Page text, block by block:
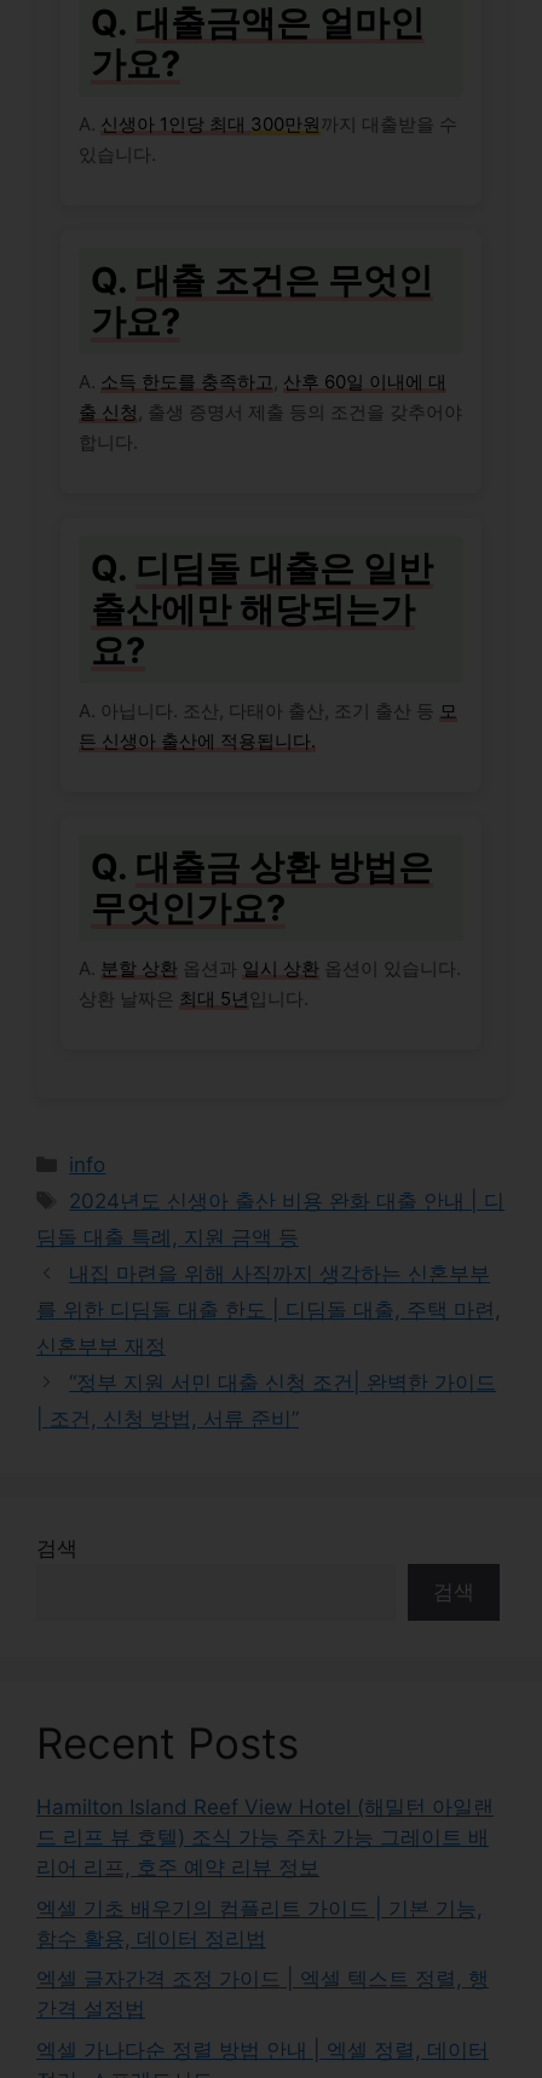
Q. 대출금액은 얼마인
가요?
A. 신생아 1인당 최대 300만원까지 대출받을 수
있습니다.
Q. 대출 조건은 무엇인
가요?
A. 소득 한도를 충족하고 , 산후 60일 이내에 대
출 신청 , 출생 증명서 제출 등의 조건을 갖추어야
합니다.
Q. 디딤돌 대출은 일반
출산에만 해당되는가
요?
A. 아닙니다. 조산, 다태아 출산, 조기 출산 등 모
든 신생아 출산에 적용됩니다.
Q. 대출금 상환 방법은
무엇인가요?
A. 분할 상환 옵션과 일시 상환 옵션이 있습니다.
상환 날짜은 최대 5년입니다.
Categories
info
Tags
2024년도 신생아 출산 비용 완화 대출 안내 | 디
딤돌 대출 특례, 지원 금액 등
내집 마련을 위해 사직까지 생각하는 신혼부부
를 위한 디딤돌 대출 한도 | 디딤돌 대출, 주택 마련,
신혼부부 재정
“정부 지원 서민 대출 신청 조건| 완벽한 가이드
| 조건, 신청 방법, 서류 준비”
검색
검색
Recent Posts
Hamilton Island Reef View Hotel (해밀턴 아일랜
드 리프 뷰 호텔) 조식 가능 주차 가능 그레이트 배
리어 리프, 호주 예약 리뷰 정보
엑셀 기초 배우기의 컴플리트 가이드 | 기본 기능,
함수 활용, 데이터 정리법
엑셀 글자간격 조정 가이드 | 엑셀 텍스트 정렬, 행
간격 설정법
엑셀 가나다순 정렬 방법 안내 | 엑셀 정렬, 데이터